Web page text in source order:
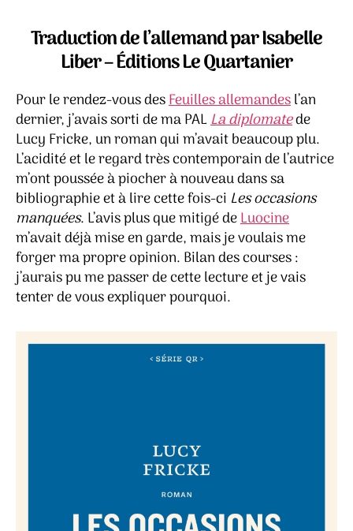
manquées
–
Lucy
Traduction de l’allemand par Isabelle
Liber – Éditions Le Quartanier
Pour le rendez-vous desFeuilles allemandesl’an
dernier, j’avais sorti de ma PALLa diplomatede
Lucy Fricke, un roman qui m’avait beaucoup plu.
L’acidité et le regard très contemporain de l’autrice
m’ont poussée à piocher à nouveau dans sa
bibliographie et à lire cette fois-ci Les occasions
manquées. L’avis plus que mitigé deLuocine
m’avait déjà mise en garde, mais je voulais me
forger ma propre opinion. Bilan des courses :
j’aurais pu me passer de cette lecture et je vais
tenter de vous expliquer pourquoi.